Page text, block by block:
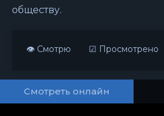
обществу.
👁 Смотрю ☑ Просмотрено
Смотреть онлайн